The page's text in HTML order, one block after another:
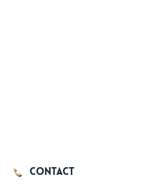
Contact